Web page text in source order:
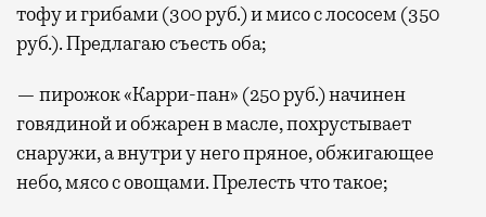
тофу и грибами (300 руб.) и мисо с лососем (350
руб.). Предлагаю съесть оба;
— пирожок «Карри-пан» (250 руб.) начинен
говядиной и обжарен в масле, похрустывает
снаружи, а внутри у него пряное, обжигающее
небо, мясо с овощами. Прелесть что такое;